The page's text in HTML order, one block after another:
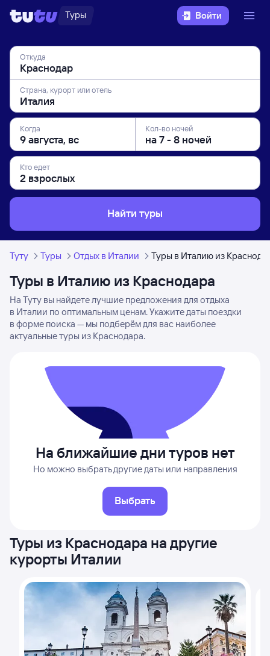
Туры Войти
Откуда
Страна, курорт или отель
Когда Кол-во ночей
Кто едет
Найти туры
Туту Туры Отдых в Италии Туры в Италию из
Туры в Италию из Краснодара
На Туту вы найдете лучшие предложения для отдыха
в Италии по оптимальным ценам. Укажите даты поездки
в форме поиска — мы подберём для вас наиболее
актуальные туры из Краснодара.
На ближайшие дни туров нет
Но можно выбрать другие даты или направления
Выбрать
Туры из Краснодара на другие
курорты Италии